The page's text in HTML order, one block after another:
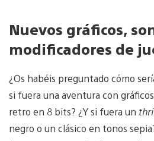
Nuevos gráficos,
modificadores de
¿Os habéis preguntado cómo
si fuera una aventura con gráficos
retro en 8 bits? ¿Y si fuera un
negro o un clásico en tonos